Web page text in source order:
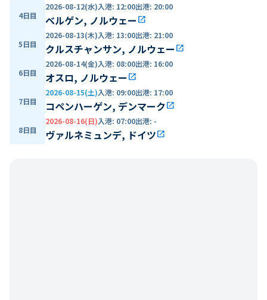
4日目
2026-08-12(水)入港: 12:00出港: 20:00
ベルゲン, ノルウェー open_in_new
5日目
2026-08-13(木)入港: 13:00出港: 21:00
クルスチャンサン, ノルウェー open_in_new
6日目
2026-08-14(金)入港: 08:00出港: 16:00
オスロ, ノルウェー open_in_new
7日目
2026-08-15(土)入港: 09:00出港: 17:00
コペンハーゲン, デンマークopen_in_new
8日目
2026-08-16(日)入港: 07:00出港: -
ヴァルネミュンデ, ドイツopen_in_new